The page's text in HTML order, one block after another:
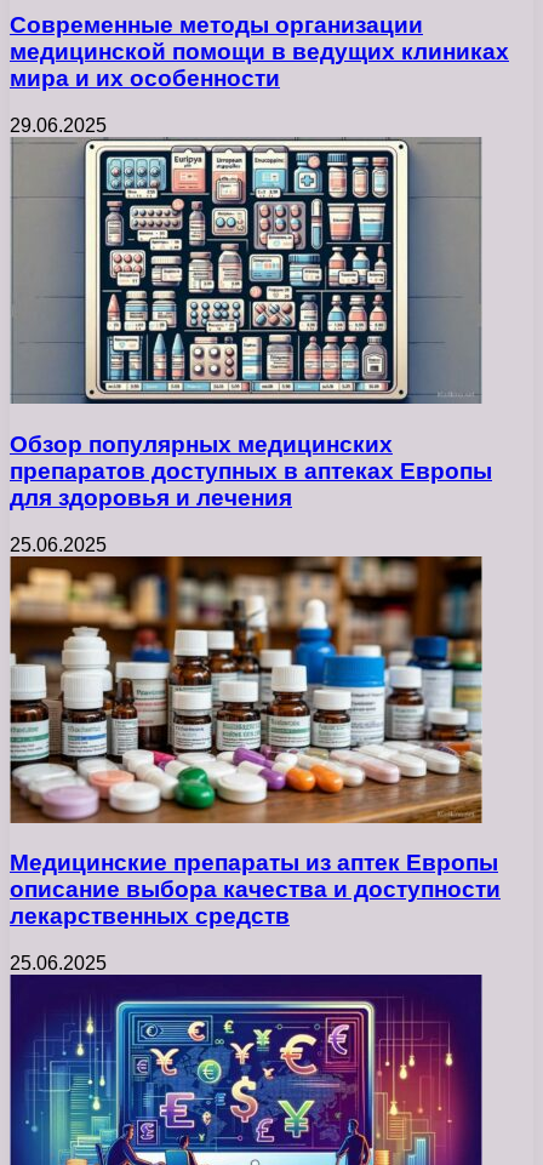
Современные методы организации
медицинской помощи в ведущих клиниках
мира и их особенности
29.06.2025
Обзор популярных медицинских
препаратов доступных в аптеках Европы
для здоровья и лечения
25.06.2025
Медицинские препараты из аптек Европы
описание выбора качества и доступности
лекарственных средств
25.06.2025